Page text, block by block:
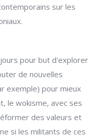
sur les
pour but d'explorer
de nouvelles
exemple) pour mieux
le wokisme, avec ses
des valeurs et
si les militants de ces